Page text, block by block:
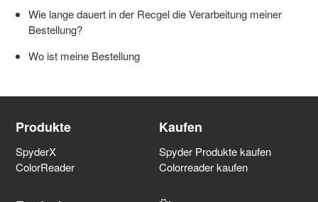
Spyder X2 Hilfe
Spyder Drucker-Profilierung
Spyder Accessories - Spyder Zubehör
Wie lange dauert in der Recgel die Verarbeitung meiner
Bestellung?
Wo ist meine Bestellung
Produkte
SpyderX
ColorReader
Kaufen
Spyder Produkte kaufen
Colorreader kaufen